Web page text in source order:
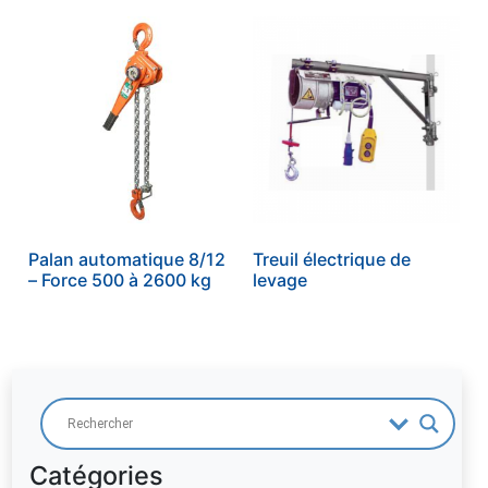
Catégories
39
Procédés de soudage
Machines outils
Palan automatique 8/12
– Force 500 à 2600 kg
Treuil électrique de
levage